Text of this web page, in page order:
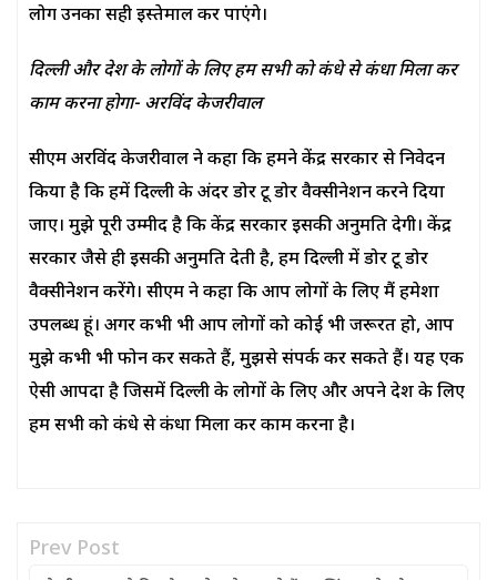
लोग उनका सही इस्तेमाल कर पाएंगे।
दिल्ली और देश के लोगों के लिए हम सभी को कंधे से कंधा मिला कर
काम करना होगा- अरविंद केजरीवाल
सीएम अरविंद केजरीवाल ने कहा कि हमने केंद्र सरकार से निवेदन
किया है कि हमें दिल्ली के अंदर डोर टू डोर वैक्सीनेशन करने दिया
जाए। मुझे पूरी उम्मीद है कि केंद्र सरकार इसकी अनुमति देगी। केंद्र
सरकार जैसे ही इसकी अनुमति देती है, हम दिल्ली में डोर टू डोर
वैक्सीनेशन करेंगे। सीएम ने कहा कि आप लोगों के लिए मैं हमेशा
उपलब्ध हूं। अगर कभी भी आप लोगों को कोई भी जरूरत हो, आप
मुझे कभी भी फोन कर सकते हैं, मुझसे संपर्क कर सकते हैं। यह एक
ऐसी आपदा है जिसमें दिल्ली के लोगों के लिए और अपने देश के लिए
हम सभी को कंधे से कंधा मिला कर काम करना है।
Prev Post